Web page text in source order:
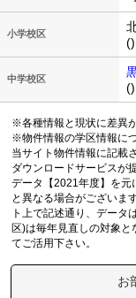
小学校区
()
中学校区
()
※各種情報と現状に差異
※物件情報の学区情報に
当サイト物件情報に記載
ダウンロードサービスが
データ【2021年度】を元
と異なる場合がございま
ト上で記述通り、データ
区)は毎年見直しの対象
てご活用下さい。
お